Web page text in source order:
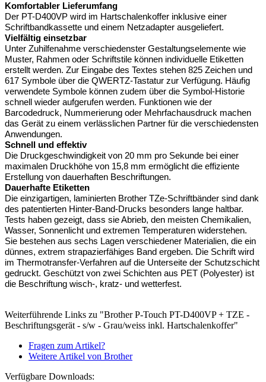
Komfortabler Lieferumfang
Der PT-D400VP wird im Hartschalenkoffer inklusive einer
Schriftbandkassette und einem Netzadapter ausgeliefert.
Vielfältig einsetzbar
Unter Zuhilfenahme verschiedenster Gestaltungselemente wie
Muster, Rahmen oder Schriftstile können individuelle Etiketten
erstellt werden. Zur Eingabe des Textes stehen 825 Zeichen und
617 Symbole über die QWERTZ-Tastatur zur Verfügung. Häufig
verwendete Symbole können zudem über die Symbol-Historie
schnell wieder aufgerufen werden. Funktionen wie der
Barcodedruck, Nummerierung oder Mehrfachausdruck machen
das Gerät zu einem verlässlichen Partner für die verschiedensten
Anwendungen.
Schnell und effektiv
Die Druckgeschwindigkeit von 20 mm pro Sekunde bei einer
maximalen Druckhöhe von 15,8 mm ermöglicht die effiziente
Erstellung von dauerhaften Beschriftungen.
Dauerhafte Etiketten
Die einzigartigen, laminierten Brother TZe-Schriftbänder sind dank
des patentierten Hinter-Band-Drucks besonders lange haltbar.
Tests haben gezeigt, dass sie Abrieb, den meisten Chemikalien,
Wasser, Sonnenlicht und extremen Temperaturen widerstehen.
Sie bestehen aus sechs Lagen verschiedener Materialien, die ein
dünnes, extrem strapazierfähiges Band ergeben. Die Schrift wird
im Thermotransfer-Verfahren auf die Unterseite der Schutzschicht
gedruckt. Geschützt von zwei Schichten aus PET (Polyester) ist
die Beschriftung wisch-, kratz- und wetterfest.
Weiterführende Links zu "Brother P-Touch PT-D400VP + TZE -
Beschriftungsgerät - s/w - Grau/weiss inkl. Hartschalenkoffer"
Fragen zum Artikel?
Weitere Artikel von Brother
Verfügbare Downloads: